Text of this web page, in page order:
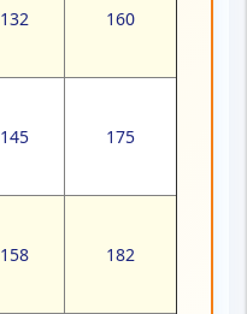
132 160
145 175
158 182